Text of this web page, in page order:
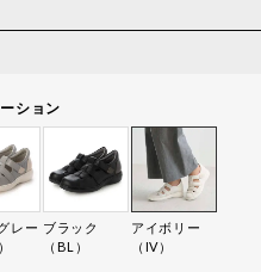
ション
レー ブラック
（BL）
アイボリー
（IV）